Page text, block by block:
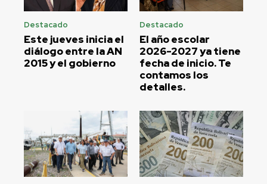
Destacado
Este jueves inicia el
diálogo entre la AN
2015 y el gobierno
Destacado
El año escolar
2026-2027 ya tiene
fecha de inicio. Te
contamos los
detalles.